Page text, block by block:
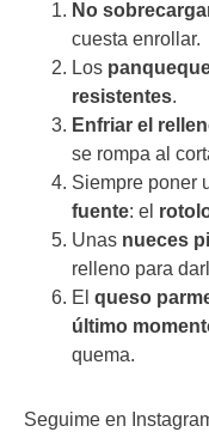
No
cuesta enrollar.
Los
resistentes.
Enfriar el
se rompa al
Siempre poner
fuente: el
Unas nueces
relleno para
El queso
último
quema.
Seguime en